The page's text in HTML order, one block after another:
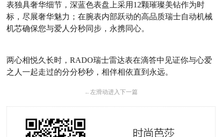
表独具奢华细节，深蓝色表盘上采用 12颗璀璨美钻作为时
标，尽展奢华魅力；在腕表内部跃动的高品质瑞士自动机械
机芯确保您与爱人分秒同步，永携同心。
两心相悦久长时，RADO瑞士雷达表在滴答中见证你与心爱
之人一起走过的分分秒秒，相伴相依直到永远。
←左滑动进入下一篇